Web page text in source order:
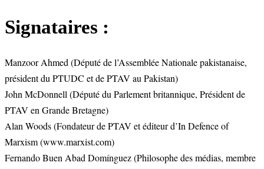
Signataires :
Manzoor Ahmed (Député de l’Assemblée Nationale pakistanaise,
président du PTUDC et de PTAV au Pakistan)
John McDonnell (Député du Parlement britannique, Président de
PTAV en Grande Bretagne)
Alan Woods (Fondateur de PTAV et éditeur d’In Defence of
Marxism (www.marxist.com)
Fernando Buen Abad Domínguez (Philosophe des médias, membre